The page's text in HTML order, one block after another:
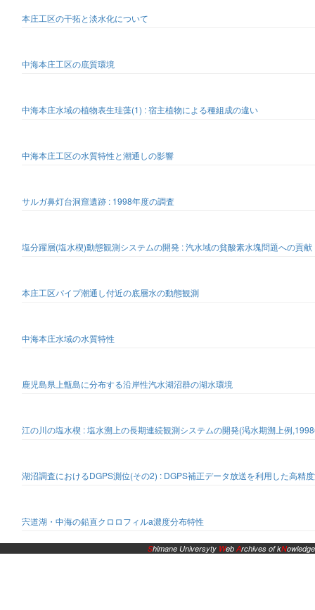
本庄工区の干拓と淡水化について
中海本庄工区の底質環境
中海本庄水域の植物表生珪藻(1) : 宿主植物による種組成の違い
中海本庄工区の水質特性と潮通しの影響
サルガ鼻灯台洞窟遺跡 : 1998年度の調査
塩分躍層(塩水楔)動態観測システムの開発 : 汽水域の貧酸素水塊問題への貢献
本庄工区パイプ潮通し付近の底層水の動態観測
中海本庄水域の水質特性
鹿児島県上甑島に分布する沿岸性汽水湖沼群の湖水環境
江の川の塩水楔 : 塩水溯上の長期連続観測システムの開発(渇水期溯上例
湖沼調査におけるDGPS測位(その2) : DGPS補正データ放送を利用した高精
宍道湖・中海の鉛直クロロフィルa濃度分布特性
Shimane Universyty WebArchives of kNowledge